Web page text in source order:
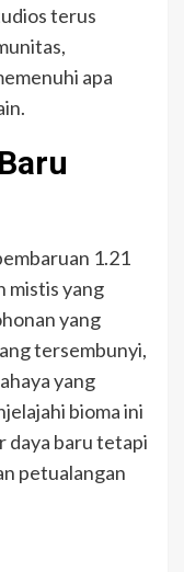
terus
apa
1.21
mistis yang
yang
tersembunyi,
yang
bioma ini
daya baru tetapi
petualangan